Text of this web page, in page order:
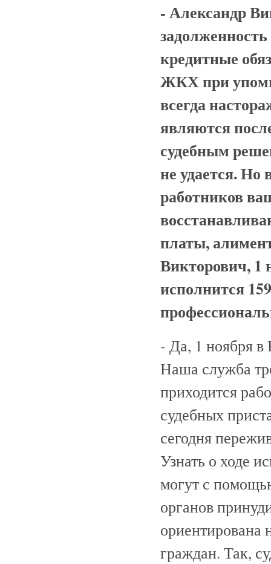
- Александр
кредитные
ЖКХ при
всегда
являются
судебным
не удается. Но
работников
платы,
Викторович, 1
исполнится
- Да, 1 ноября в
Наша служба
приходится
судебных
сегодня
Узнать о ходе
могут с
органов
ориентирована
граждан. Так,